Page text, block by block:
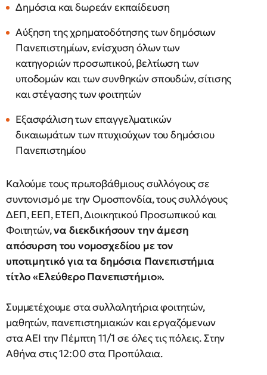
Δημόσια και δωρεάν εκπαίδευση
Αύξηση της χρηματοδότησης των δημόσιων
Πανεπιστημίων, ενίσχυση όλων των
κατηγοριών προσωπικού, βελτίωση των
υποδομών και των συνθηκών σπουδών, σίτισης
και στέγασης των φοιτητών
Εξασφάλιση των επαγγελματικών
δικαιωμάτων των πτυχιούχων του δημόσιου
Πανεπιστημίου
Καλούμε τους πρωτοβάθμιους συλλόγους σε
συντονισμό με την Ομοσπονδία, τους συλλόγους
ΔΕΠ, ΕΕΠ, ΕΤΕΠ, Διοικητικού Προσωπικού και
Φοιτητών,να διεκδικήσουν την άμεση
απόσυρση του νομοσχεδίου με τον
υποτιμητικό για τα δημόσια Πανεπιστήμια
τίτλο «Ελεύθερο Πανεπιστήμιο».
Συμμετέχουμε στα συλλαλητήρια φοιτητών,
μαθητών, πανεπιστημιακών και εργαζόμενων
στα ΑΕΙ την Πέμπτη 11/1 σε όλες τις πόλεις. Στην
Αθήνα στις 12:00 στα Προπύλαια.